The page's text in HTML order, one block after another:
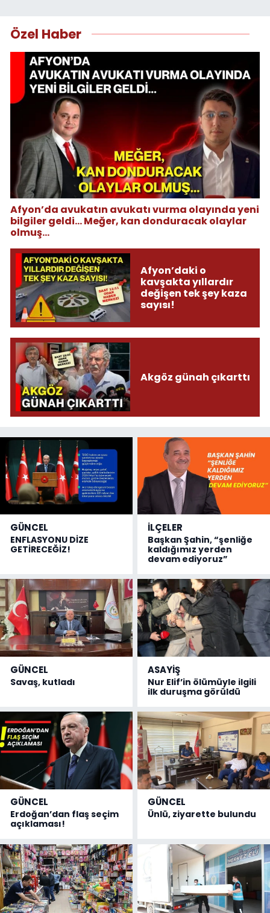
Özel Haber
Afyon’da avukatın avukatı vurma olayında yeni
bilgiler geldi... Meğer, kan donduracak olaylar
olmuş...
Afyon’daki o
kavşakta yıllardır
değişen tek şey kaza
sayısı!
Akgöz günah çıkarttı
GÜNCEL
ENFLASYONU DİZE
GETİRECEĞİZ!
İLÇELER
Başkan Şahin, “şenliğe
kaldığımız yerden
devam ediyoruz”
GÜNCEL
Savaş, kutladı
ASAYİŞ
Nur Elif’in ölümüyle ilgili
ilk duruşma görüldü
GÜNCEL
Erdoğan’dan flaş seçim
açıklaması!
GÜNCEL
Ünlü, ziyarette bulundu